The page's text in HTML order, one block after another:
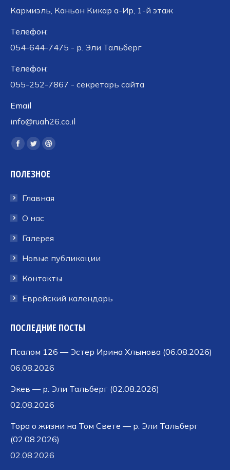
Кармиэль, Каньон Кикар а-Ир, 1-й этаж
Телефон:
054-644-7475 - р. Эли Тальберг
Телефон:
055-252-7867 - секретарь сайта
Email
info@ruah26.co.il
Ищите нас:
Страница
открывается
новом
окне
Страница
открывается
новом
окне
Страница
открывается
новом
ПОЛЕЗНОЕ
Главная
О нас
Галерея
Новые публикации
Контакты
Еврейский календарь
ПОСЛЕДНИЕ ПОСТЫ
Псалом 126 — Эстер Ирина Хлынова (06.08.2026)
06.08.2026
Экев — р. Эли Тальберг (02.08.2026)
02.08.2026
Тора о жизни на Том Свете — р. Эли Тальберг
(02.08.2026)
02.08.2026